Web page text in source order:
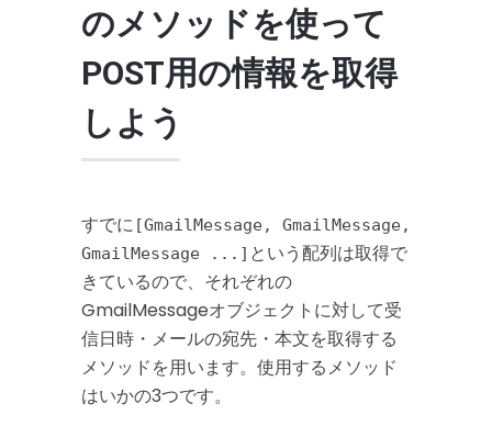
のメソッドを使って
POST用の情報を取得
しよう
すでに [GmailMessage, GmailMessage,
GmailMessage ...] という配列は取得で
きているので、それぞれの
GmailMessageオブジェクトに対して受
信日時・メールの宛先・本文を取得する
メソッドを用います。使用するメソッド
はいかの3つです。